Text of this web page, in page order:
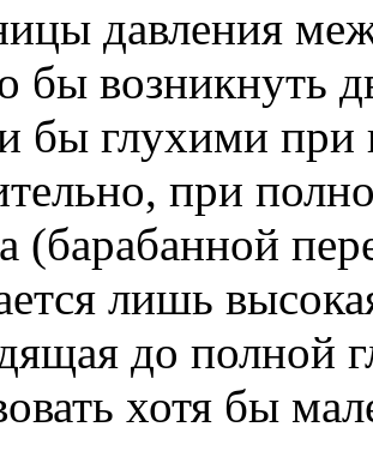
давления
бы возникнуть
бы глухими при
при
(барабанной
лишь
до полной
хотя бы